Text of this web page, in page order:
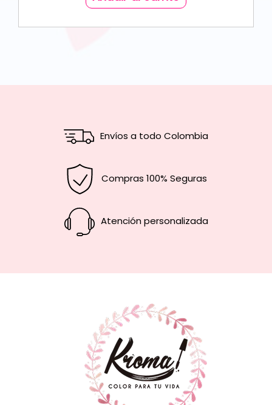
Envíos a todo Colombia
Compras 100% Seguras
Atención personalizada